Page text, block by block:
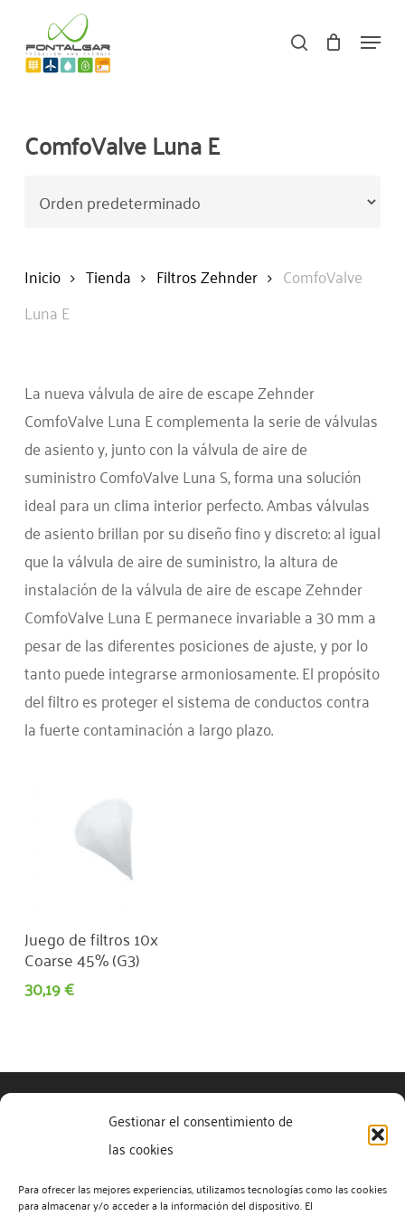
Gestionar el consentimiento de
las cookies
Para ofrecer las mejores experiencias, utilizamos tecnologías como las cookies
para almacenar y/o acceder a la información del dispositivo. El
main
search Menu
ComfoValve Luna E
Inicio Tienda Filtros Zehnder
ComfoValve
Luna E
La nueva válvula de aire de escape Zehnder
ComfoValve Luna E complementa la serie de válvulas
de asiento y, junto con la válvula de aire de
suministro ComfoValve Luna S, forma una solución
ideal para un clima interior perfecto. Ambas válvulas
de asiento brillan por su diseño fino y discreto: al igual
que la válvula de aire de suministro, la altura de
instalación de la válvula de aire de escape Zehnder
ComfoValve Luna E permanece invariable a 30 mm a
pesar de las diferentes posiciones de ajuste, y por lo
tanto puede integrarse armoniosamente. El propósito
del filtro es proteger el sistema de conductos contra
la fuerte contaminación a largo plazo.
Añadir Al Carrito
Juego de filtros 10x
Coarse 45% (G3)
30,19€
Política de privacidad
Acerca de este sitio Web
Contacto